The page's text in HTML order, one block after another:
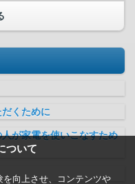
ついて
向上させ、コンテンツや